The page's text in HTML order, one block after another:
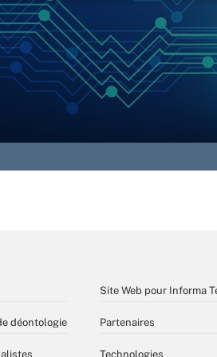
déontologie
Site Web pour Informa
Partenaires
Technologies